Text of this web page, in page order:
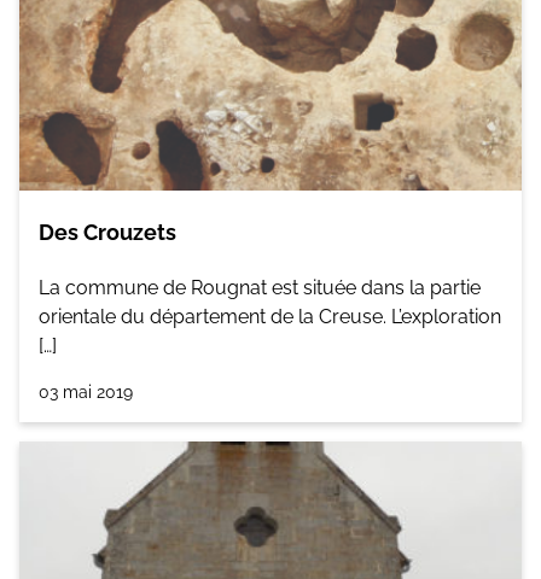
Des Crouzets
La commune de Rougnat est située dans la partie
orientale du département de la Creuse. L’exploration
[…]
03 mai 2019